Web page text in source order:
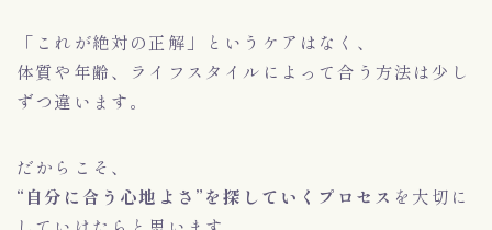
「これが絶対の正解」というケアはなく、
体質や年齢、ライフスタイルによって合う方法は少し
ずつ違います。
だからこそ、
“自分に合う心地よさ”を探していくプロセス を大切に